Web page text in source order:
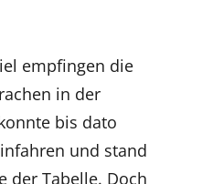
empfingen die
in der
bis dato
und stand
der Tabelle. Doch